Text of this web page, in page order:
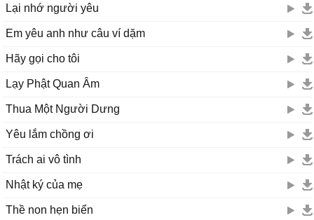
Lại nhớ người yêu
Em yêu anh như câu ví dặm
Hãy gọi cho tôi
Lạy Phật Quan Âm
Thua Một Người Dưng
Yêu lắm chồng ơi
Trách ai vô tình
Nhật ký của mẹ
Thề non hẹn biển